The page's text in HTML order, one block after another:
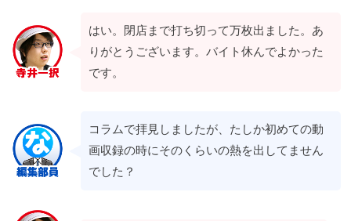
はい。閉店まで打ち切って万枚出ました。あ
りがとうございます。バイト休んでよかった
です。
コラムで拝見しましたが、たしか初めての動
画収録の時にそのくらいの熱を出してません
でした？